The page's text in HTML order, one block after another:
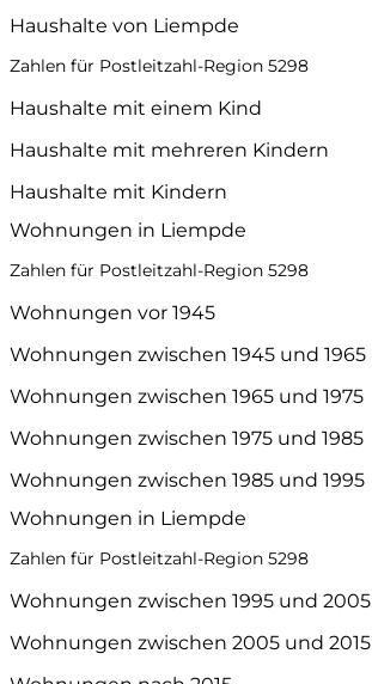
Haushalte von Liempde
Zahlen für Postleitzahl-Region 5298
Haushalte mit einem Kind
Haushalte mit mehreren Kindern
Haushalte mit Kindern
Wohnungen in Liempde
Zahlen für Postleitzahl-Region 5298
Wohnungen vor 1945
Wohnungen zwischen 1945 und 1965
Wohnungen zwischen 1965 und 1975
Wohnungen zwischen 1975 und 1985
Wohnungen zwischen 1985 und 1995
Wohnungen in Liempde
Zahlen für Postleitzahl-Region 5298
Wohnungen zwischen 1995 und 2005
Wohnungen zwischen 2005 und 2015